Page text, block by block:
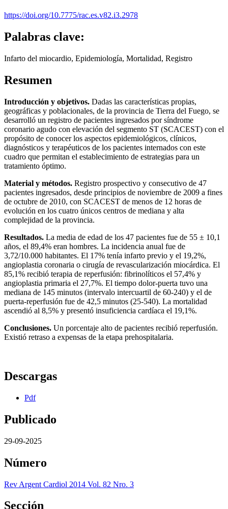
https://doi.org/10.7775/rac.es.v82.i3.2978
Palabras clave:
Infarto del miocardio, Epidemiología, Mortalidad, Registro
Resumen
Introducción y objetivos. Dadas las características propias,
geográficas y poblacionales, de la provincia de Tierra del Fuego, se
desarrolló un registro de pacientes ingresados por síndrome
coronario agudo con elevación del segmento ST (SCACEST) con el
propósito de conocer los aspectos epidemiológicos, clínicos,
diagnósticos y terapéuticos de los pacientes internados con este
cuadro que permitan el establecimiento de estrategias para un
tratamiento óptimo.
Material y métodos. Registro prospectivo y consecutivo de 47
pacientes ingresados, desde principios de noviembre de 2009 a fines
de octubre de 2010, con SCACEST de menos de 12 horas de
evolución en los cuatro únicos centros de mediana y alta
complejidad de la provincia.
Resultados. La media de edad de los 47 pacientes fue de 55 ± 10,1
años, el 89,4% eran hombres. La incidencia anual fue de
3,72/10.000 habitantes. El 17% tenía infarto previo y el 19,2%,
angioplastia coronaria o cirugía de revascularización miocárdica. El
85,1% recibió terapia de reperfusión: fibrinolíticos el 57,4% y
angioplastia primaria el 27,7%. El tiempo dolor-puerta tuvo una
mediana de 145 minutos (intervalo intercuartil de 60-240) y el de
puerta-reperfusión fue de 42,5 minutos (25-540). La mortalidad
ascendió al 8,5% y presentó insuficiencia cardíaca el 19,1%.
Conclusiones. Un porcentaje alto de pacientes recibió reperfusión.
Existió retraso a expensas de la etapa prehospitalaria.
Descargas
Pdf
Publicado
29-09-2025
Número
Rev Argent Cardiol 2014 Vol. 82 Nro. 3
Sección